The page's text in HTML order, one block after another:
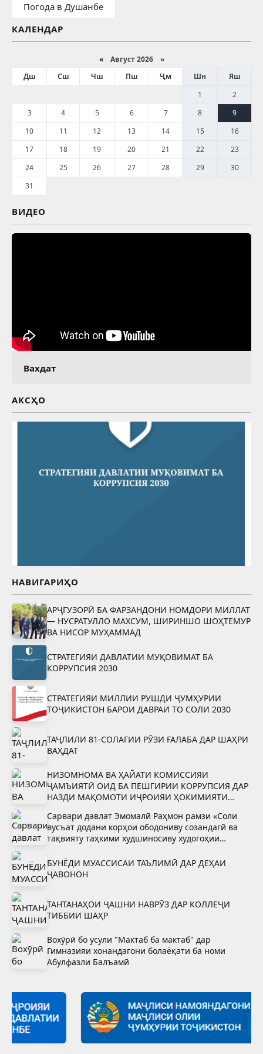
Погода в Душанбе
КАЛЕНДАР
«Август 2026 »
Дш
Сш Чш Пш Ҷм Шн
Яш
1
2
3
4 5 6 7 8
9
10
11 12 13 14 15
16
17
18 19 20 21 22
23
24
25 26 27 28 29
30
31
ВИДЕО
Вахдат
АКСҲО
НАВИГАРИҲО
АРҶГУЗОРӢ БА ФАРЗАНДОНИ НОМДОРИ МИЛЛАТ
— НУСРАТУЛЛО МАХСУМ, ШИРИНШО ШОҲТЕМУР
ВА НИСОР МУҲАММАД
СТРАТЕГИЯИ ДАВЛАТИИ МУҚОВИМАТ БА
КОРРУПСИЯ 2030
СТРАТЕГИЯИ МИЛЛИИ РУШДИ ҶУМҲУРИИ
ТОҶИКИСТОН БАРОИ ДАВРАИ ТО СОЛИ 2030
ТАҶЛИЛИ 81-СОЛАГИИ РӮЗИ ҒАЛАБА ДАР ШАҲРИ
ВАҲДАТ
НИЗОМНОМА ВА ҲАЙАТИ КОМИССИЯИ
ҶАМЪИЯТӢ ОИД БА ПЕШГИРИИ КОРРУПСИЯ ДАР
НАЗДИ МАҚОМОТИ ИҶРОИЯИ ҲОКИМИЯТИ
Сарвари давлат Эмомалӣ Раҳмон рамзи «Соли
вусъат додани корҳои ободониву созандагӣ ва
тақвияту таҳкими худшиносиву худогоҳии
БУНЁДИ МУАССИСАИ ТАЪЛИМӢ ДАР ДЕҲАИ
ҶАВОНОН
ТАНТАНАҲОИ ҶАШНИ НАВРӮЗ ДАР КОЛЛЕҶИ
ТИББИИ ШАҲР
Вохӯрӣ бо усули "Мактаб ба мактаб" дар
Гимназияи хонандагони болаёқати ба номи
Абулфазли Балъамӣ